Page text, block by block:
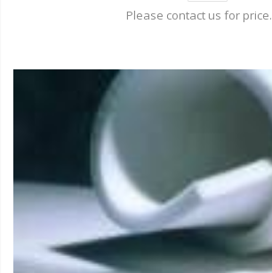
Please contact us for price.